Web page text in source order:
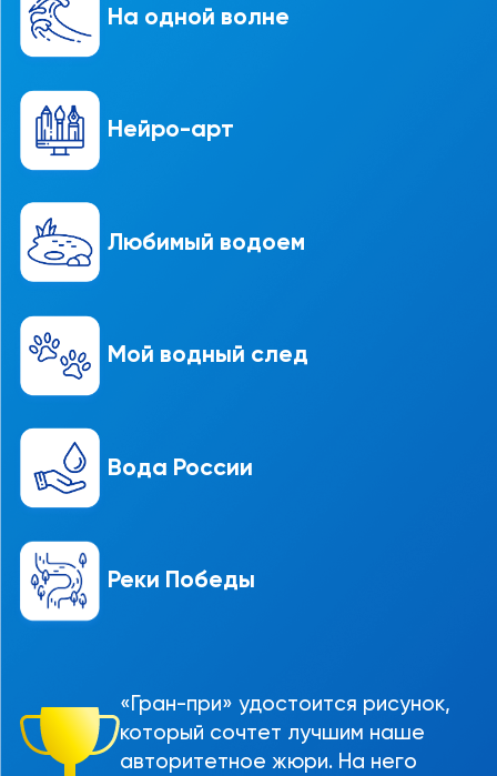
Любимый водоем
На одной волне
Мой водный след
Нейро-арт
Вода России
Реки Победы
«Гран-при» удостоится рисунок,
который сочтет лучшим наше
авторитетное жюри. На него